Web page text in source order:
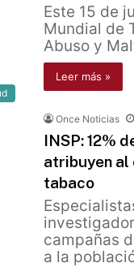
Este 15 de
Mundial de
Abuso y
Leer más »
Once Noticias
INSP: 12%
atribuyen al
tabaco
campañas
a la